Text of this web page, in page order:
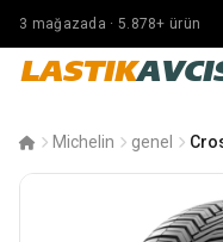
3 mağazada · 5.878+ ürün
LASTIK
Michelin genel